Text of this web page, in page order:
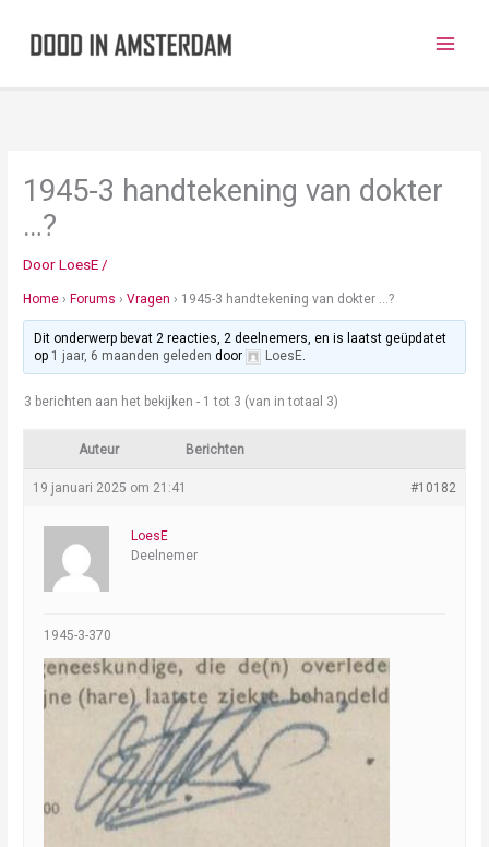
1945-3 handtekening van dokter
…?
DoorLoesE /
Home › Forums › Vragen › 1945-3 handtekening van dokter …?
Dit onderwerp bevat 2 reacties, 2 deelnemers, en is laatst geüpdatet
op 1 jaar, 6 maanden geleden door LoesE.
3 berichten aan het bekijken - 1 tot 3 (van in totaal 3)
Auteur Berichten
19 januari 2025 om 21:41 #10182
LoesE
Deelnemer
1945-3-370